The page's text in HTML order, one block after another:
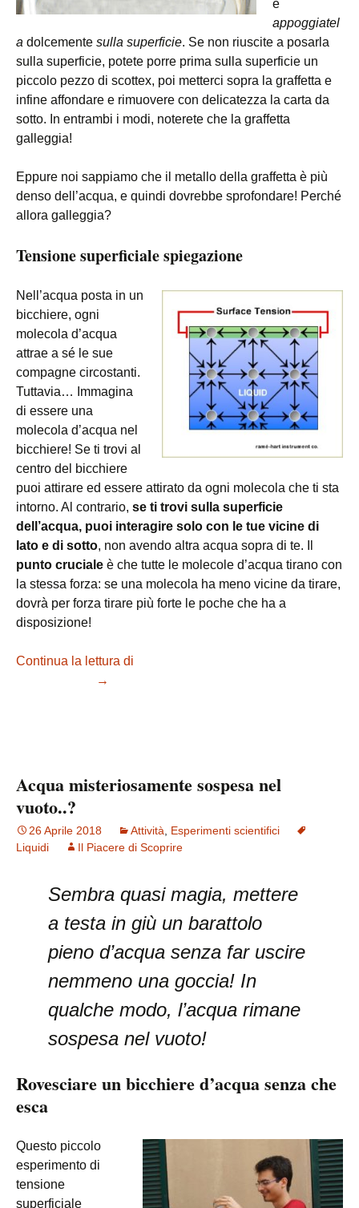
e
appoggiatel
a dolcemente sulla superficie. Se non riuscite a posarla
sulla superficie, potete porre prima sulla superficie un
piccolo pezzo di scottex, poi metterci sopra la graffetta e
infine affondare e rimuovere con delicatezza la carta da
sotto. In entrambi i modi, noterete che la graffetta
galleggia!
Eppure noi sappiamo che il metallo della graffetta è più
denso dell’acqua, e quindi dovrebbe sprofondare! Perché
allora galleggia?
Tensione superficiale spiegazione
Nell’acqua posta in un
bicchiere, ogni
molecola d’acqua
attrae a sé le sue
compagne circostanti.
Tuttavia… Immagina
di essere una
molecola d’acqua nel
bicchiere! Se ti trovi al
centro del bicchiere
puoi attirare ed essere attirato da ogni molecola che ti sta
intorno. Al contrario, se ti trovi sulla superficie
dell’acqua, puoi interagire solo con le tue vicine di
lato e di sotto, non avendo altra acqua sopra di te. Il
punto cruciale è che tutte le molecole d’acqua tirano con
la stessa forza: se una molecola ha meno vicine da tirare,
dovrà per forza tirare più forte le poche che ha a
disposizione!
Continua la lettura di
→
Acqua misteriosamente sospesa nel
vuoto..?
26 Aprile 2018 Attività
Esperimenti scientifici
Liquidi
Il Piacere di Scoprire
Sembra quasi magia, mettere
a testa in giù un barattolo
pieno d’acqua senza far uscire
nemmeno una goccia! In
qualche modo, l’acqua rimane
sospesa nel vuoto!
Rovesciare un bicchiere d’acqua senza che
esca
Questo piccolo
esperimento di
tensione
superficiale